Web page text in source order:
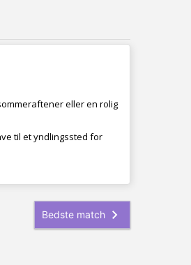
eller en rolig
til et yndlingssted for